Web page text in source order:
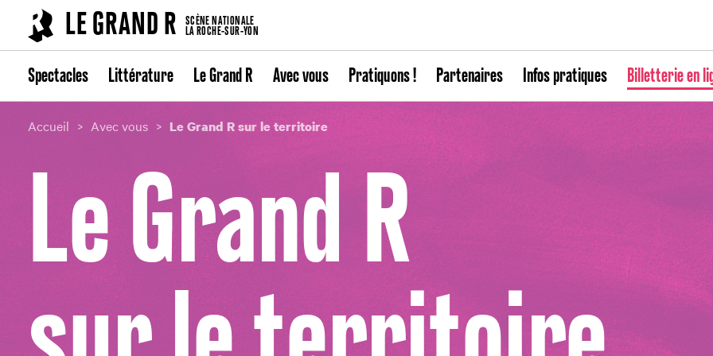
LE GRAND R
SCÈNE NATIONALE
LA ROCHE-SUR-YON
Spectacles Littérature Le Grand R Avec vous Pratiquons ! Partenaires Infos pratiques Billetterie en
Accueil Avec vous Le Grand R sur le territoire
Le Grand R
Cookies management panel